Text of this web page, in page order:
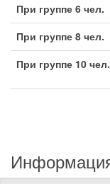
При группе 6 чел.
При группе 8 чел.
При группе 10 чел.